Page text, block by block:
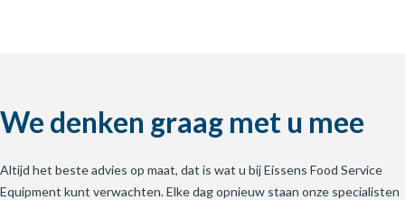
We denken graag met u mee
Altijd het beste advies op maat, dat is wat u bij Eissens Food Service
Equipment kunt verwachten. Elke dag opnieuw staan onze specialisten